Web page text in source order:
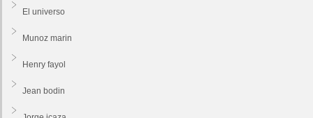
El universo
Munoz marin
Henry fayol
Jean bodin